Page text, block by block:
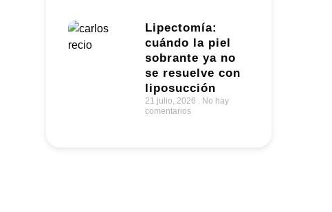
Lipectomía:
cuándo la piel
sobrante ya no
se resuelve con
liposucción
21 julio, 2026
No hay
comentarios